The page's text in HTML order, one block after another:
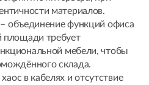
материалов.
объединение функций офиса
площади требует
мебели, чтобы
склада.
хаос в кабелях и отсутствие